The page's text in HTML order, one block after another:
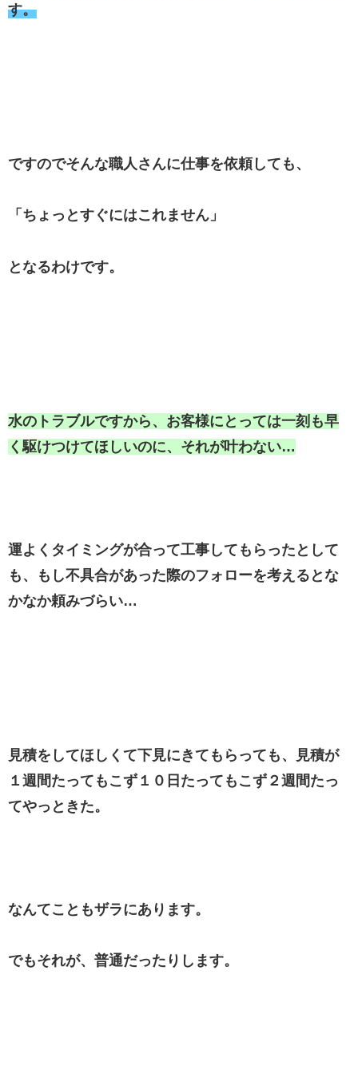
す。
ですのでそんな職人さんに仕事を依頼しても、
「ちょっとすぐにはこれません」
となるわけです。
水のトラブルですから、お客様にとっては一刻も早
く駆けつけてほしいのに、それが叶わない…
運よくタイミングが合って工事してもらったとして
も、もし不具合があった際のフォローを考えるとな
かなか頼みづらい…
見積をしてほしくて下見にきてもらっても、見積が
１週間たってもこず１０日たってもこず２週間たっ
てやっときた。
なんてこともザラにあります。
でもそれが、普通だったりします。